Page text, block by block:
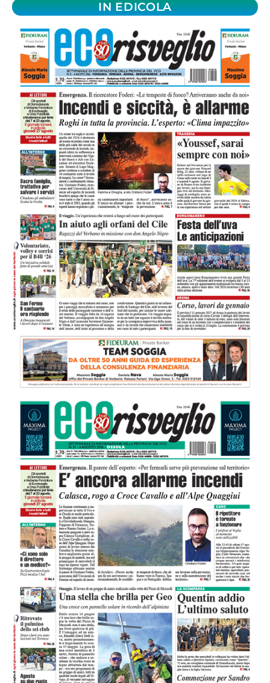
IN EDICOLA